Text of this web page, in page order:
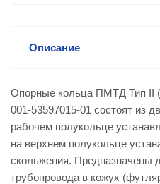
Описание
Опорные кольца ПМТД Тип II
001-53597015-01 состоят из
рабочем полукольце
на верхнем полукольце
скольжения. Предназначены
трубопровода в кожух